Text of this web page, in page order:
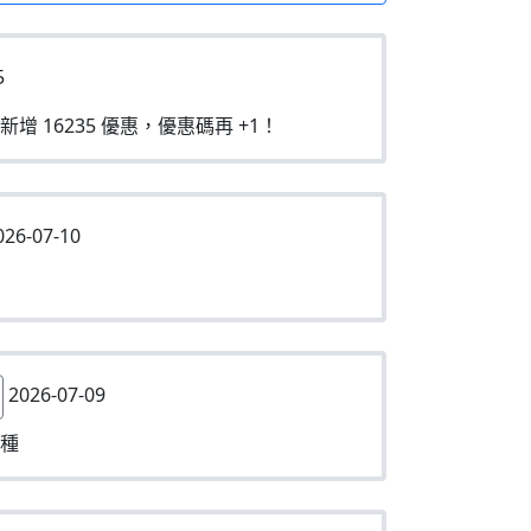
增 16235 優惠，優惠碼再 +1！
07-10
2026-07-09